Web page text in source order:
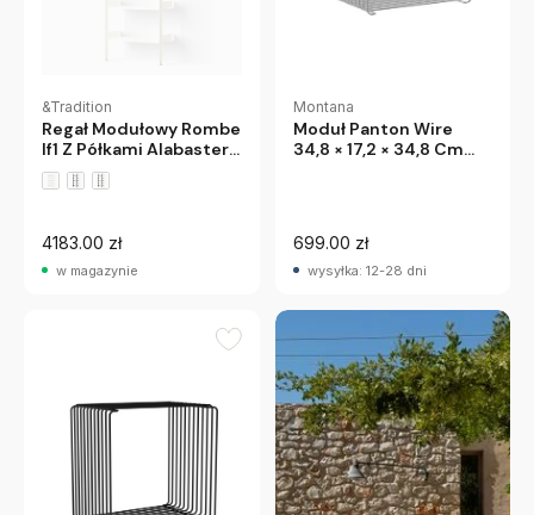
&Tradition
Regał Modułowy Rombe
If1 Z Półkami Alabaster
Andtradition
4183.00 zł
w magazynie
Montana
Moduł Panton Wire
34,8 × 17,2 × 34,8 Cm
699.00 zł
wysyłka: 12-28 dni